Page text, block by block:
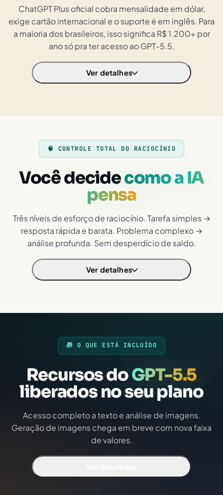
ChatGPT Plus oficial cobra mensalidade em dólar,
exige cartão internacional e o suporte é em inglês. Para
a maioria dos brasileiros, isso significa R$ 1.200+ por
ano só pra ter acesso ao GPT-5.5.
Ver detalhes
🧠 CONTROLE TOTAL DO RACIOCÍNIO
Você decidecomo a IA
pensa
Três níveis de esforço de raciocínio. Tarefa simples →
resposta rápida e barata. Problema complexo →
análise profunda. Sem desperdício de saldo.
Ver detalhes
🎁 O QUE ESTÁ INCLUÍDO
Recursos doGPT-5.5
liberados no seu plano
Acesso completo a texto e análise de imagens.
Geração de imagens chega em breve com nova faixa
de valores.